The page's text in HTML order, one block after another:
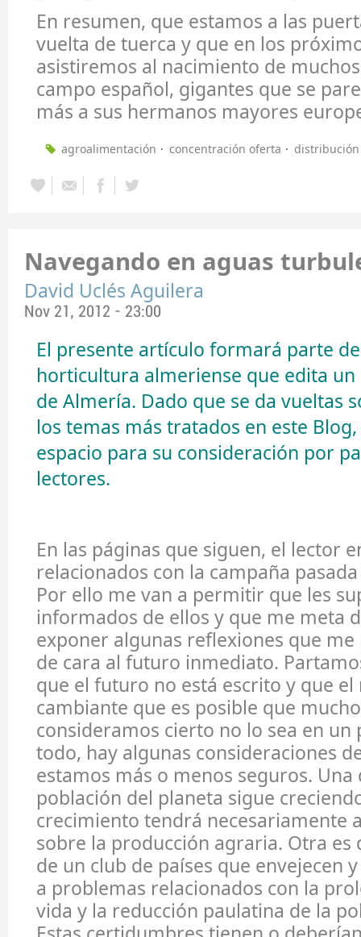
En resumen, que estamos a las
vuelta de tuerca y que en los
asistiremos al nacimiento de muchos
campo español, gigantes que se
más a sus hermanos mayores
agroalimentación concentración oferta distribución
Navegando en aguas
David Uclés Aguilera
Nov 21, 2012 - 23:00
El presente artículo formará parte
horticultura almeriense que edita
de Almería. Dado que se da vueltas
los temas más tratados en este
espacio para su consideración por
lectores.
En las páginas que siguen, el lector
relacionados con la campaña
Por ello me van a permitir que les
informados de ellos y que me meta
exponer algunas reflexiones que me
de cara al futuro inmediato.
que el futuro no está escrito y que
cambiante que es posible que
consideramos cierto no lo sea en un
todo, hay algunas consideraciones
estamos más o menos seguros. Una
población del planeta sigue
crecimiento tendrá necesariamente
sobre la producción agraria. Otra es
de un club de países que envejecen
a problemas relacionados con la
vida y la reducción paulatina de la